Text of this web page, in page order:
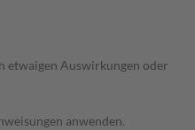
etwaigen Auswirkungen oder
anwenden.